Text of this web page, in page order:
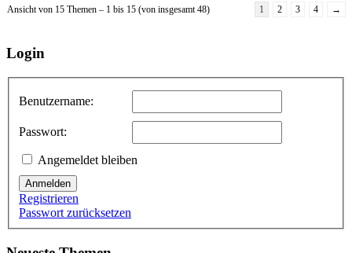
Ansicht von 15 Themen – 1 bis 15 (von insgesamt 48) 1 2 3 4 →
Login
Benutzername:
Passwort:
Angemeldet bleiben
Anmelden
Registrieren
Passwort zurücksetzen